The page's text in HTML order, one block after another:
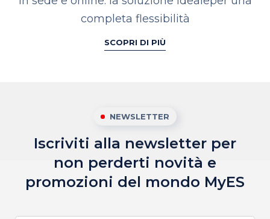
completa flessibilità
SCOPRI DI PIÙ
NEWSLETTER
Iscriviti alla newsletter per
non perderti novità e
promozioni del mondo MyES